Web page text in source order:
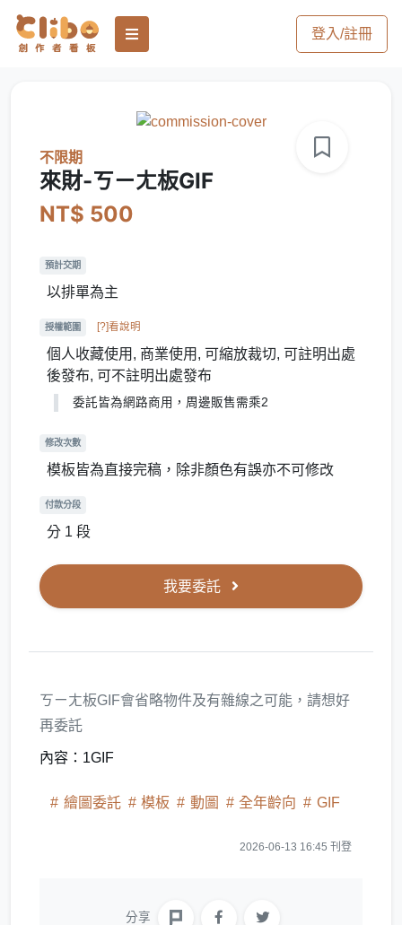
登入/註冊
不限期
來財-ㄎㄧㄤ板GIF
NT$ 500
預計交期
以排單為主
授權範圍 [?]看說明
個人收藏使用, 商業使用, 可縮放裁切, 可註明出處
後發布, 可不註明出處發布
委託皆為網路商用，周邊販售需乘2
修改次數
模板皆為直接完稿，除非顏色有誤亦不可修改
付款分段
分 1 段
我要委託
ㄎㄧㄤ板GIF會省略物件及有雜線之可能，請想好
再委託
內容：1GIF
繪圖委託 模板 動圖 全年齡向 GIF
2026-06-13 16:45 刊登
分享